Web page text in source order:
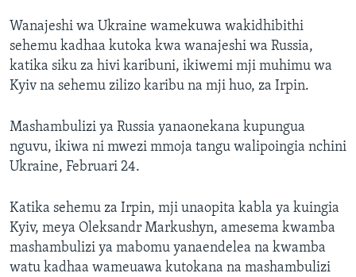
Wanajeshi wa Ukraine wamekuwa wakidhibithi
sehemu kadhaa kutoka kwa wanajeshi wa Russia,
katika siku za hivi karibuni, ikiwemi mji muhimu wa
Kyiv na sehemu zilizo karibu na mji huo, za Irpin.
Mashambulizi ya Russia yanaonekana kupungua
nguvu, ikiwa ni mwezi mmoja tangu walipoingia nchini
Ukraine, Februari 24.
Katika sehemu za Irpin, mji unaopita kabla ya kuingia
Kyiv, meya Oleksandr Markushyn, amesema kwamba
mashambulizi ya mabomu yanaendelea na kwamba
watu kadhaa wameuawa kutokana na mashambulizi